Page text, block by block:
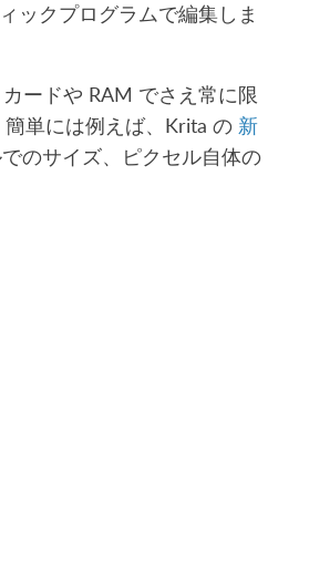
ックプログラムで編集しま
ードや RAM でさえ常に限
単には例えば、Krita の 新
のサイズ、ピクセル自体の